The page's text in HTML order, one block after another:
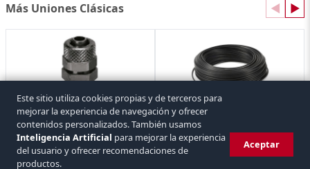
Más Uniones Clásicas ◀ ▶
Unión Simple Latón OT58 UNI 5705
1 referencia 1 referencia
Este sitio utiliza cookies propias y de terceros para
mejorar la experiencia de navegación y ofrecer
contenidos personalizados. También usamos
Inteligencia Artificial para mejorar la experiencia
del usuario y ofrecer recomendaciones de
productos.
Aceptar